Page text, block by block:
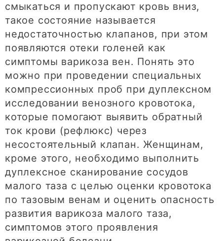
смыкаться и пропускают кровь вниз,
такое состояние называется
недостаточностью клапанов, при этом
появляются отеки голеней как
симптомы варикоза вен. Понять это
можно при проведении специальных
компрессионных проб при дуплексном
исследовании венозного кровотока,
которые помогают выявить обратный
ток крови (рефлюкс) через
несостоятельный клапан. Женщинам,
кроме этого, необходимо выполнить
дуплексное сканирование сосудов
малого таза с целью оценки кровотока
по тазовым венам и оценить опасность
развития варикоза малого таза,
симптомов этого проявления